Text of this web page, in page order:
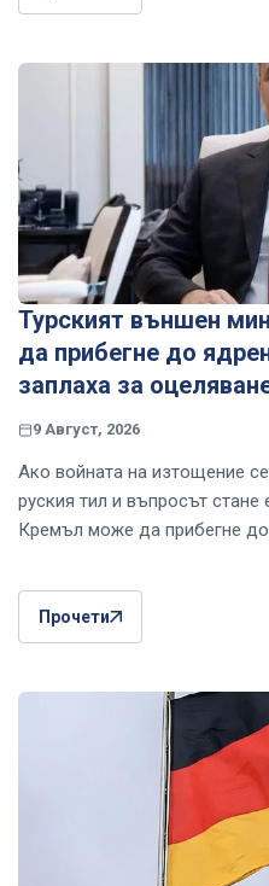
Турският външен
да прибегне до
заплаха за
9 Август, 2026
Ако войната на изтощение
руския тил и въпросът
Кремъл може да прибегне до
Прочети